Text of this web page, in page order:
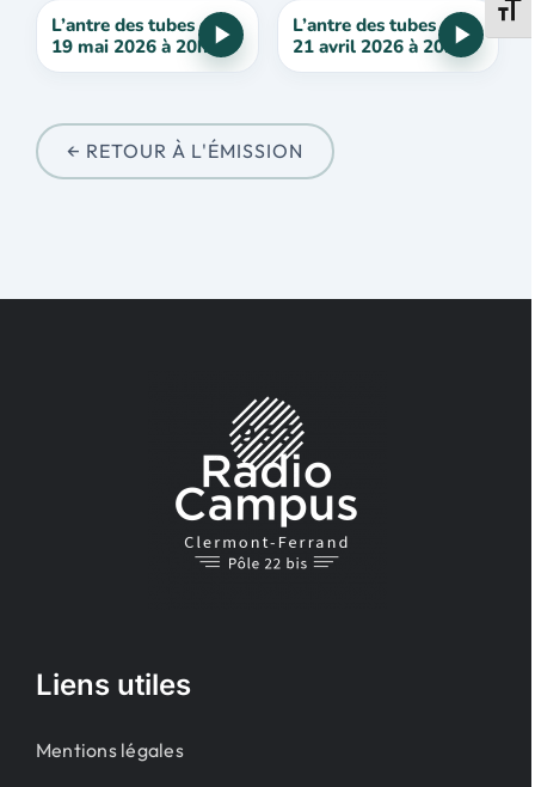
L’antre des tubes du
19 mai 2026 à 20h
L’antre des tubes du
21 avril 2026 à 20h
← RETOUR À L'ÉMISSION
Liens utiles
Mentions légales